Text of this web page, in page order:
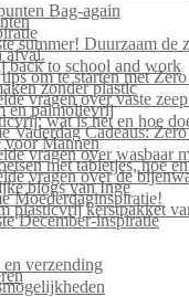
Bag-again
summer! Duurzaam de
afval.
back to school and work
om te starten met
zonder plastic
vragen over vaste
en palmolievrij
wat is het en hoe
Vaderdag Cadeaus:
voor Mannen
vragen over wasbaar
met tabletjes, hoe
vragen over de
blogs van Inge
Moederdaginspiratie!
plasticvrij kerstpakket
December-inspiratie
verzending